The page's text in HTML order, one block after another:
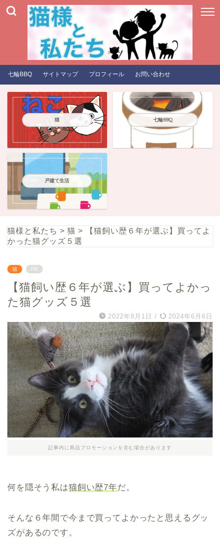
七輪BBQ サイトマップ プロフィール お問い合わせ
猫 七輪BBQ
戸建て生活
猫様と私たち > 猫 >
【猫飼い歴６年が選ぶ】買ってよ
かった猫グッズ５選
猫 PR
【猫飼い歴６年が選ぶ】買ってよかっ
た猫グッズ５選
2022年8月1日 / 2024年6月6日
記事内に商品プロモーションを含む場合があります
何を隠そう私は猫飼い歴7年だ。
そんな６年間で今まで買ってよかったと思えるグッ
ズがあるのです。